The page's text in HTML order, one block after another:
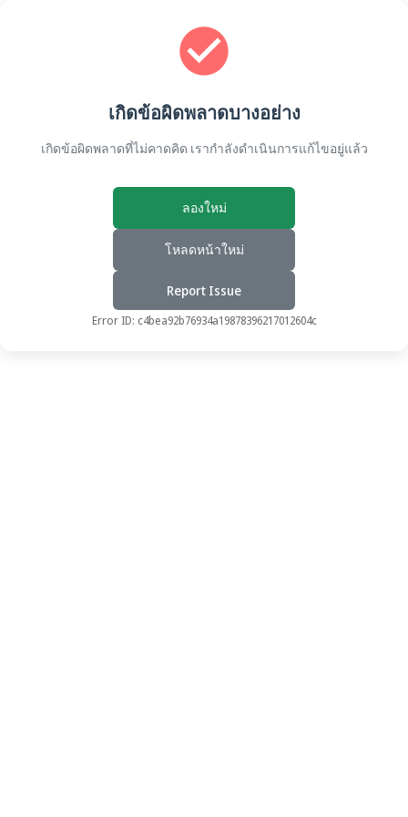
เกิดข้อผิดพลาดบางอย่าง
เกิดข้อผิดพลาดที่ไม่คาดคิด เรากำลังดำเนินการแก้ไขอยู่แล้ว
ลองใหม่
โหลดหน้าใหม่
Report Issue
Error ID: c4bea92b76934a19878396217012604c